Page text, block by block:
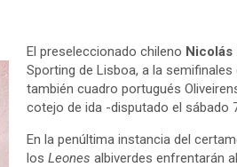
El preseleccionado chileno Nicolás
Sporting de Lisboa, a la
también cuadro portugués
cotejo de ida -disputado el sábado
En la penúltima instancia del
los Leones albiverdes enfrentarán